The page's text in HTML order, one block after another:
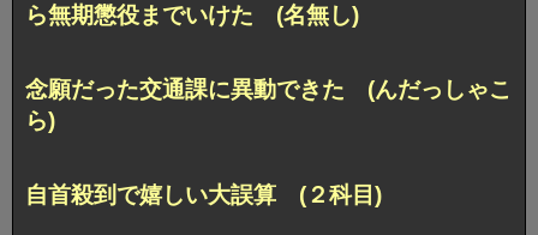
ら無期懲役までいけた (名無し)
念願だった交通課に異動できた (んだっしゃこ
ら)
自首殺到で嬉しい大誤算 (２科目)